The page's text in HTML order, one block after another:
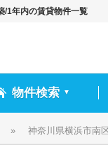
/1年内の賃貸物件一覧
物件検索 ▼
» 神奈川県横浜市南